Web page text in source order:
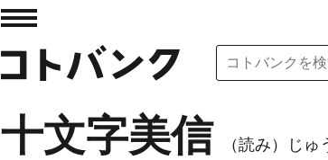
十文字美信 （読み）じ